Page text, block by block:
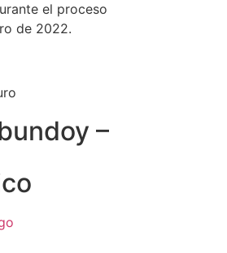
el proceso
de 2022.
–